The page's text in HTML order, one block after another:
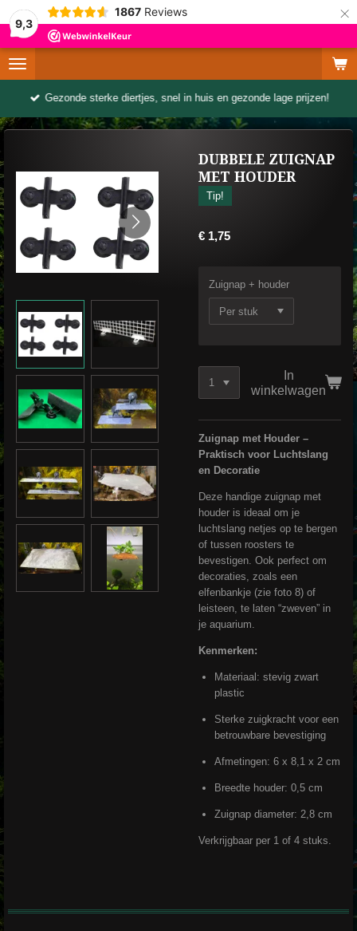
9,3
1867 Reviews ×
Gezonde sterke diertjes, snel in huis en gezonde lage prijzen!
DUBBELE ZUIGNAP
MET HOUDER
Tip!
€ 1,75
Zuignap + houder
In
winkelwagen
Zuignap met Houder –
Praktisch voor Luchtslang
en Decoratie
Deze handige zuignap met
houder is ideaal om je
luchtslang netjes op te bergen
of tussen roosters te
bevestigen. Ook perfect om
decoraties, zoals een
elfenbankje (zie foto 8) of
leisteen, te laten “zweven” in
je aquarium.
Kenmerken:
Materiaal: stevig zwart
plastic
Sterke zuigkracht voor een
betrouwbare bevestiging
Afmetingen: 6 x 8,1 x 2 cm
Breedte houder: 0,5 cm
Zuignap diameter: 2,8 cm
Verkrijgbaar per 1 of 4 stuks.